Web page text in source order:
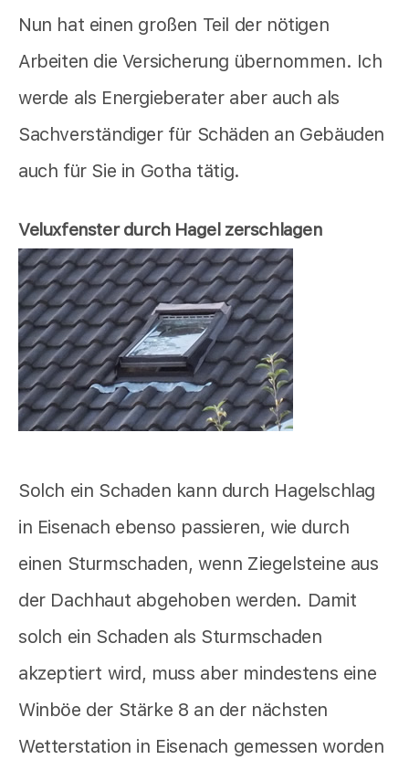
Nun hat einen großen Teil der nötigen
Arbeiten die Versicherung übernommen. Ich
werde als Energieberater aber auch als
Sachverständiger für Schäden an Gebäuden
auch für Sie in Gotha tätig.
Veluxfenster durch Hagel zerschlagen
Solch ein Schaden kann durch Hagelschlag
in Eisenach ebenso passieren, wie durch
einen Sturmschaden, wenn Ziegelsteine aus
der Dachhaut abgehoben werden. Damit
solch ein Schaden als Sturmschaden
akzeptiert wird, muss aber mindestens eine
Winböe der Stärke 8 an der nächsten
Wetterstation in Eisenach gemessen worden